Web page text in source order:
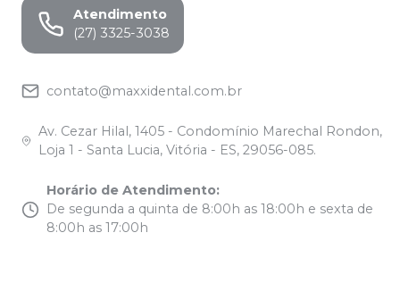
Atendimento
(27) 3325-3038
contato@maxxidental.com.br
Av. Cezar Hilal, 1405 - Condomínio Marechal Rondon,
Loja 1 - Santa Lucia, Vitória - ES, 29056-085.
Horário de Atendimento:
De segunda a quinta de 8:00h as 18:00h e sexta de
8:00h as 17:00h